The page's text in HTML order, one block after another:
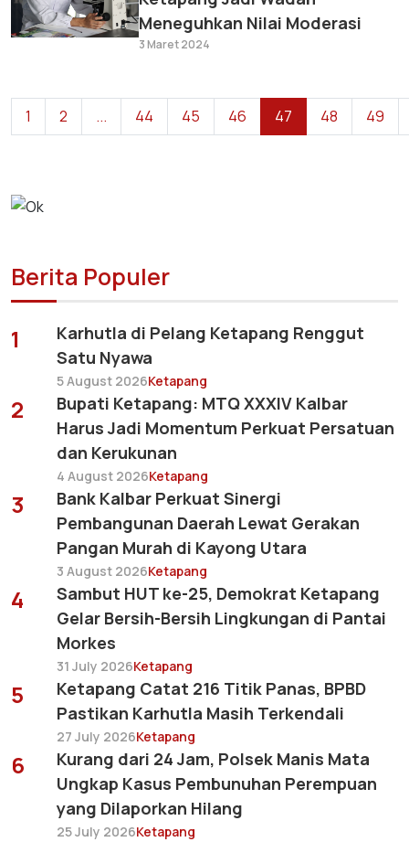
Meneguhkan Nilai Moderasi
3 Maret 2024
1 2 ... 44 45 46 47 48 49
Berita Populer
1
Karhutla di Pelang Ketapang Renggut
Satu Nyawa
5 August 2026Ketapang
2
Bupati Ketapang: MTQ XXXIV Kalbar
Harus Jadi Momentum Perkuat Persatuan
dan Kerukunan
4 August 2026Ketapang
3
Bank Kalbar Perkuat Sinergi
Pembangunan Daerah Lewat Gerakan
Pangan Murah di Kayong Utara
3 August 2026Ketapang
4
Sambut HUT ke-25, Demokrat Ketapang
Gelar Bersih-Bersih Lingkungan di Pantai
Morkes
31 July 2026Ketapang
5
Ketapang Catat 216 Titik Panas, BPBD
Pastikan Karhutla Masih Terkendali
27 July 2026Ketapang
6
Kurang dari 24 Jam, Polsek Manis Mata
Ungkap Kasus Pembunuhan Perempuan
yang Dilaporkan Hilang
25 July 2026Ketapang